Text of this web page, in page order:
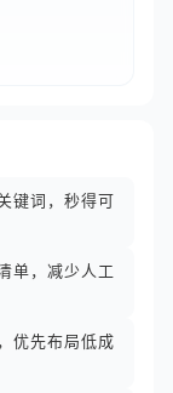
键词，秒得可
单，减少人工
优先布局低成